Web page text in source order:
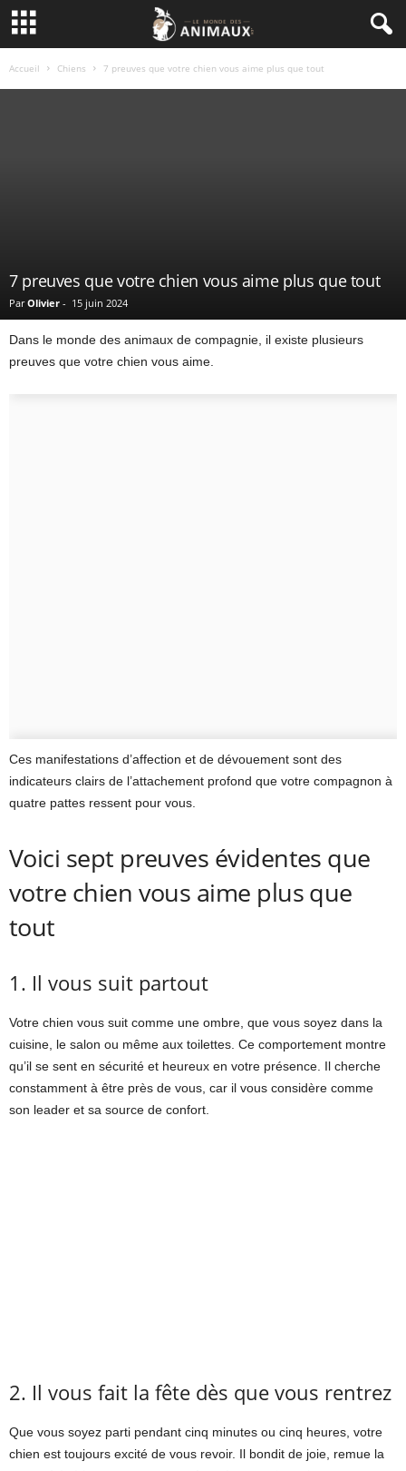
Accueil Chiens 7 preuves que votre chien vous aime plus que tout
7 preuves que votre chien vous aime plus que tout
Par Olivier - 15 juin 2024
Dans le monde des animaux de compagnie, il existe plusieurs
preuves que votre chien vous aime.
Ces manifestations d’affection et de dévouement sont des
indicateurs clairs de l’attachement profond que votre compagnon à
quatre pattes ressent pour vous.
Voici sept preuves évidentes que
votre chien vous aime plus que
tout
1. Il vous suit partout
Votre chien vous suit comme une ombre, que vous soyez dans la
cuisine, le salon ou même aux toilettes. Ce comportement montre
qu’il se sent en sécurité et heureux en votre présence. Il cherche
constamment à être près de vous, car il vous considère comme
son leader et sa source de confort.
2. Il vous fait la fête dès que vous rentrez
Que vous soyez parti pendant cinq minutes ou cinq heures, votre
chien est toujours excité de vous revoir. Il bondit de joie, remue la